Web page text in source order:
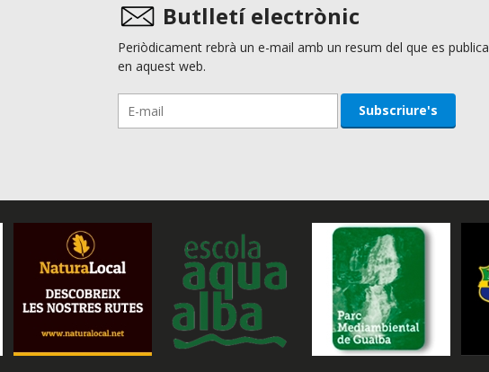
Butlletí electrònic
Periòdicament rebrà un e-mail amb un resum del que es publica
en aquest web.